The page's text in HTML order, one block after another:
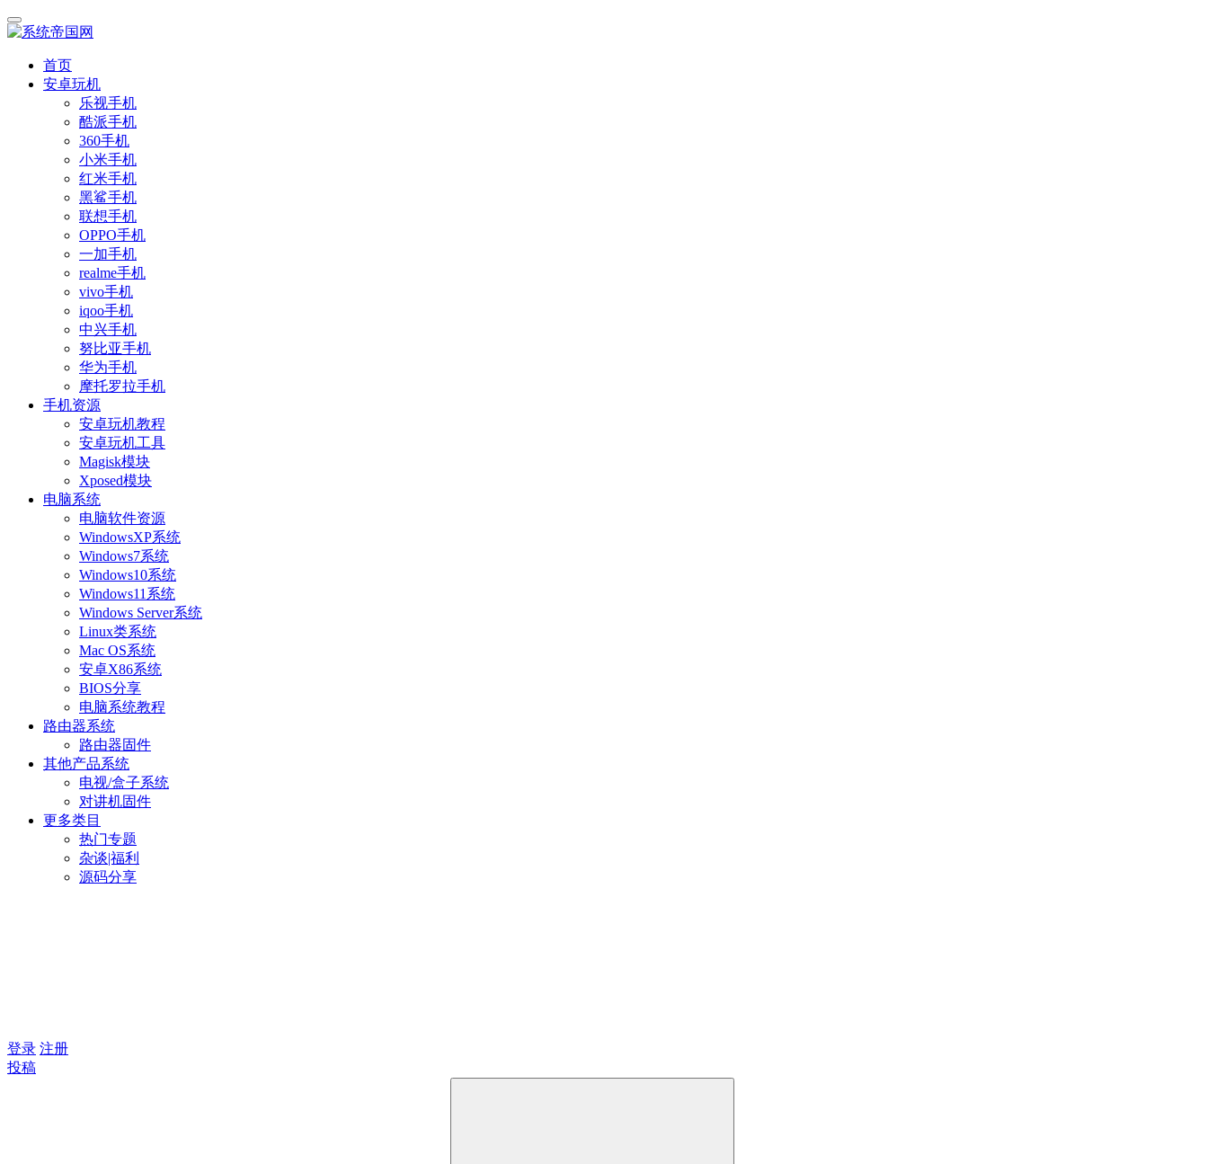
首页
安卓玩机
乐视手机
酷派手机
360手机
小米手机
红米手机
黑鲨手机
联想手机
OPPO手机
一加手机
realme手机
vivo手机
iqoo手机
中兴手机
努比亚手机
华为手机
摩托罗拉手机
手机资源
安卓玩机教程
安卓玩机工具
Magisk模块
Xposed模块
电脑系统
电脑软件资源
WindowsXP系统
Windows7系统
Windows10系统
Windows11系统
Windows Server系统
Linux类系统
Mac OS系统
安卓X86系统
BIOS分享
电脑系统教程
路由器系统
路由器固件
其他产品系统
电视/盒子系统
对讲机固件
更多类目
热门专题
杂谈|福利
源码分享
登录 注册
投稿